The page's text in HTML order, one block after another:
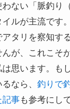
ない「脈釣り
イルが主流です
タリを察知す
んが、これこそ
思います。も
なら、 釣りで
記事も参考にし